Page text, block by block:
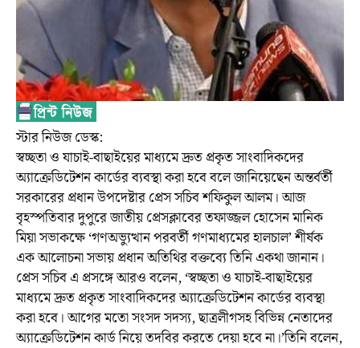
স্টার নিউজ ডেস্ক:
স্বচ্ছতা ও যাচাই-বাছাইয়ের মাধ্যমে দ্রুত প্রকৃত সাংবাদিকদের
অ্যাক্রেডিটেশন কার্ডের ব্যবস্থা করা হবে বলে জানিয়েছেন অন্তর্বর্তী
সরকারের প্রধান উপদেষ্টার প্রেস সচিব শফিকুল আলম। আজ
বৃহস্পতিবার দুপুরে জাতীয় প্রেসক্লাবের তফাজ্জল হোসেন মানিক
মিয়া সভাকক্ষে ‘গণঅভ্যুত্থান পরবর্তী গণমাধ্যমের হালচাল’ শীর্ষক
এক আলোচনা সভায় প্রধান অতিথির বক্তব্যে তিনি একথা জানান।
প্রেস সচিব এ প্রসঙ্গে আরও বলেন, ‘স্বচ্ছতা ও যাচাই-বাছাইয়ের
মাধ্যমে দ্রুত প্রকৃত সাংবাদিকদের অ্যাক্রেডিটেশন কার্ডের ব্যবস্থা
করা হবে। আগের মতো সংসদ সদস্য, ছাত্রলীগসহ বিভিন্ন নেতাদের
অ্যাক্রেডিটেশন কার্ড নিয়ে তদবির করতে দেয়া হবে না।’তিনি বলেন,